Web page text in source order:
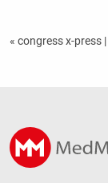
« congress x-press |